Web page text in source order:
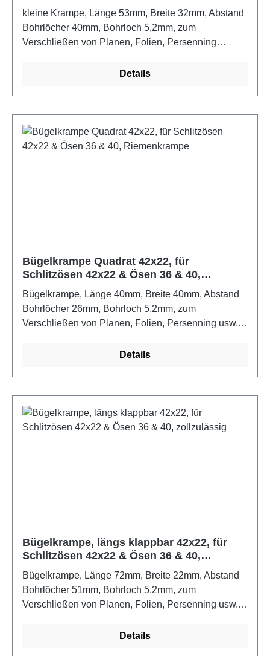
kleine Krampe, Länge 53mm, Breite 32mm, Abstand
Bohrlöcher 40mm, Bohrloch 5,2mm, zum
Verschließen von Planen, Folien, Persenning
Details
Bügelkrampe Quadrat 42x22, für
Schlitzösen 42x22 & Ösen 36 & 40,
Riemenkrampe
Bügelkrampe, Länge 40mm, Breite 40mm, Abstand
Bohrlöcher 26mm, Bohrloch 5,2mm, zum
Verschließen von Planen, Folien, Persenning usw.
Details
Bügelkrampe, längs klappbar 42x22, für
Schlitzösen 42x22 & Ösen 36 & 40,
zollzulässig
Bügelkrampe, Länge 72mm, Breite 22mm, Abstand
Bohrlöcher 51mm, Bohrloch 5,2mm, zum
Verschließen von Planen, Folien, Persenning usw.
Details